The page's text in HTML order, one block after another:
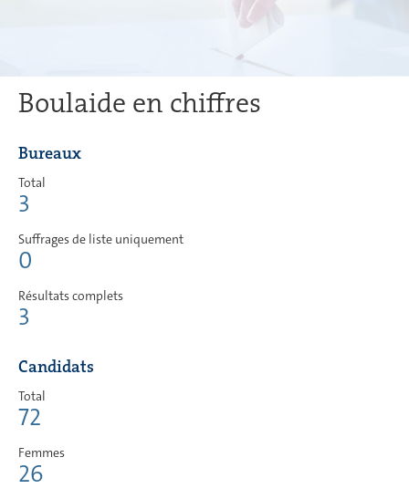
Boulaide en chiffres
Bureaux
Total
3
Suffrages de liste uniquement
0
Résultats complets
3
Candidats
Total
72
Femmes
26